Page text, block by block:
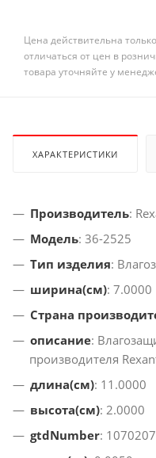
Цена действительна
отличаться от цен в
товара уточняйте у
ХАРАКТЕРИСТИКИ
Производитель:
Модель: 36-2525
Тип изделия:
ширина(см): 7.0000
Страна
описание:
производителя
длина(см): 11.0000
высота(см): 2.0000
gtdNumber: